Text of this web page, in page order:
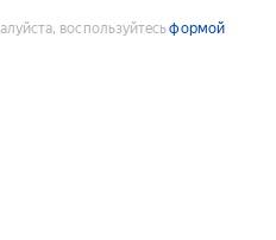
воспользуйтесьформой